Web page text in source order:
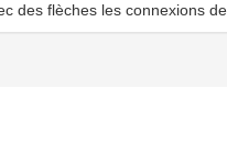
des flèches les connexions